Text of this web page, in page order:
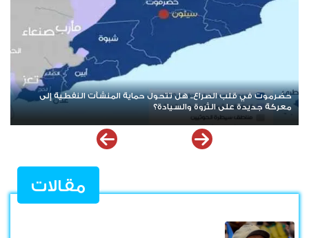
بعد حرب الممرات وتمدد الإرهاب.. هل يقترب العالم من إعادة قراءة
قضية شعب الجنوب؟
مقالات